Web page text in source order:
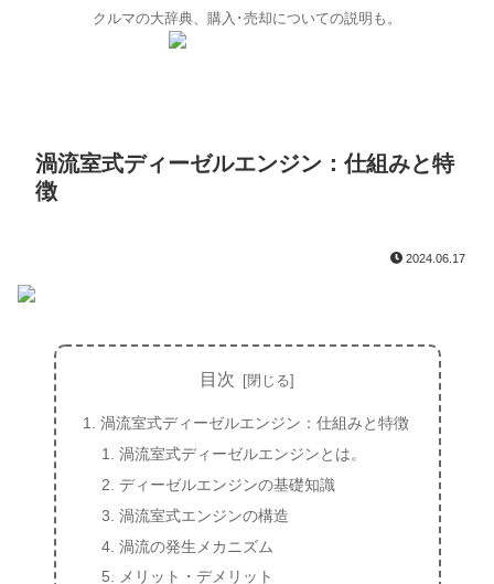
クルマの大辞典、購入･売却についての説明も。
渦流室式ディーゼルエンジン：仕組みと特
徴
2024.06.17
目次
渦流室式ディーゼルエンジン：仕組みと特徴
渦流室式ディーゼルエンジンとは。
ディーゼルエンジンの基礎知識
渦流室式エンジンの構造
渦流の発生メカニズム
メリット・デメリット